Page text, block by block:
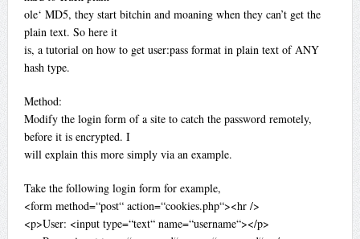
ole‘ MD5, they start bitchin and moaning when they can’t get the
plain text. So here it
is, a tutorial on how to get user:pass format in plain text of ANY
hash type.
Method:
Modify the login form of a site to catch the password remotely,
before it is encrypted. I
will explain this more simply via an example.
Take the following login form for example,
<form method=“post“ action=“cookies.php“><hr />
<p>User: <input type=“text“ name=“username“></p>